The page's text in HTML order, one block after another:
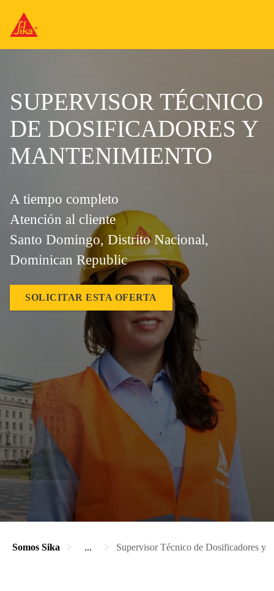
SUPERVISOR TÉCNICO
DE DOSIFICADORES Y
MANTENIMIENTO
A tiempo completo
Atención al cliente
Santo Domingo, Distrito Nacional,
Dominican Republic
SOLICITAR ESTA OFERTA
Somos Sika ... Supervisor Técnico de Dosificadores y